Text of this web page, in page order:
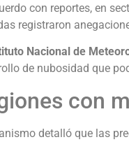
con reportes, en
registraron
Nacional de
de nubosidad que
con
detalló que las